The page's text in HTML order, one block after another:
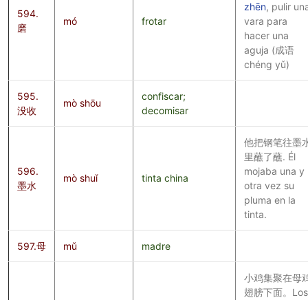
594.
磨
mó frotar
zhēn, pulir
vara para
hacer una
aguja (成语
chéng yǔ)
595.
没收
mò shōu
confiscar;
decomisar
596.
墨水
mò shuǐ tinta china
他把钢笔往墨
里蘸了蘸. Él
mojaba una y
otra vez su
pluma en la
tinta.
597.母 mǔ madre
小鸡集聚在母
翅膀下面。Los